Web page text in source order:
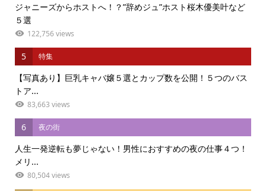
ジャニーズからホストへ！？”辞めジュ”ホスト桜木優美叶など
５選
122,756 views
5 特集
【写真あり】巨乳キャバ嬢５選とカップ数を公開！５つのバス
トア...
83,663 views
6 夜の街
人生一発逆転も夢じゃない！男性におすすめの夜の仕事４つ！
メリ...
80,504 views